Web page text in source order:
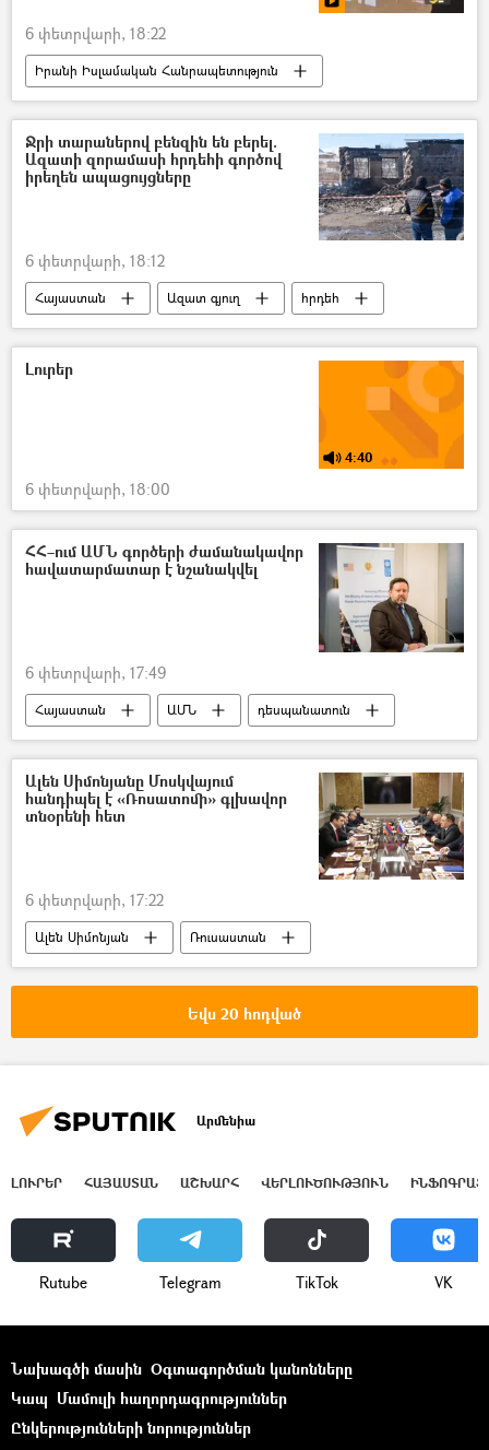
6 փետրվարի, 18:22
Իրանի Իսլամական Հանրապետություն
ԱՄՆ
բանակցություններ
Ջրի տարաներով բենզին են բերել.
Ազատի զորամասի հրդեհի գործով
իրեղեն ապացույցները
6 փետրվարի, 18:12
Հայաստան Ազատ գյուղ
հրդեհ
Դատարան
ջուր բենզին
Լուրեր
4:40
6 փետրվարի, 18:00
ՀՀ–ում ԱՄՆ գործերի ժամանակավոր
հավատարմատար է նշանակվել
6 փետրվարի, 17:49
Հայաստան ԱՄՆ դեսպանատուն
Ալեն Սիմոնյանը Մոսկվայում
հանդիպել է «Ռոսատոմի» գլխավոր
տնօրենի հետ
6 փետրվարի, 17:22
Ալեն Սիմոնյան
Ռուսաստան
Հայաստան
Ալեքսեյ Լիխաչով
«Ռոսատոմ»
Եվս 20 հոդված
Արմենիա
ԼՈՒՐԵՐ ՀԱՅԱՍՏԱՆ ԱՇԽԱՐՀ ՎԵՐԼՈՒԾՈՒԹՅՈՒՆ
Rutube Telegram ТikТоk VK
Նախագծի մասին Օգտագործման կանոնները
Կապ Մամուլի հաղորդագրություններ
Ընկերությունների նորություններ